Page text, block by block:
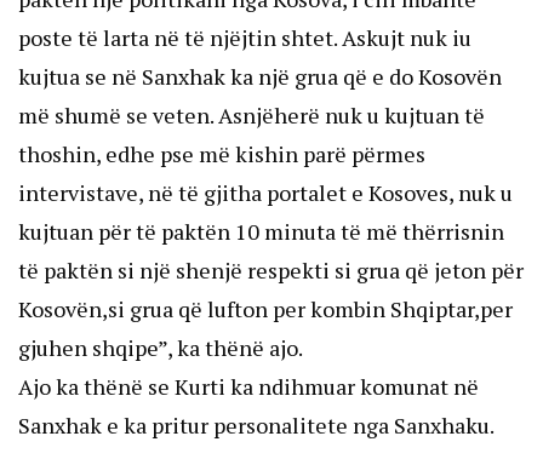
poste të larta në të njëjtin shtet. Askujt nuk iu
kujtua se në Sanxhak ka një grua që e do Kosovën
më shumë se veten. Asnjëherë nuk u kujtuan të
thoshin, edhe pse më kishin parë përmes
intervistave, në të gjitha portalet e Kosoves, nuk u
kujtuan për të paktën 10 minuta të më thërrisnin
të paktën si një shenjë respekti si grua që jeton për
Kosovën,si grua që lufton per kombin Shqiptar,per
gjuhen shqipe”, ka thënë ajo.
Ajo ka thënë se Kurti ka ndihmuar komunat në
Sanxhak e ka pritur personalitete nga Sanxhaku.